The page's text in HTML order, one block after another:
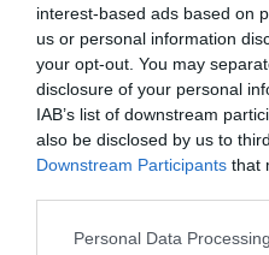
interest-based ads based on
us or personal information
your opt-out. You may
disclosure of your personal
IAB’s list of downstream
also be disclosed by us to
Downstream Participants that
Please note that this website/
Personal Data
επισκέπτες,
μοναδικές ιδέες που
αξιοποιήσουν όλα
κάνουν την διαφορά
σε παγκόσμιο